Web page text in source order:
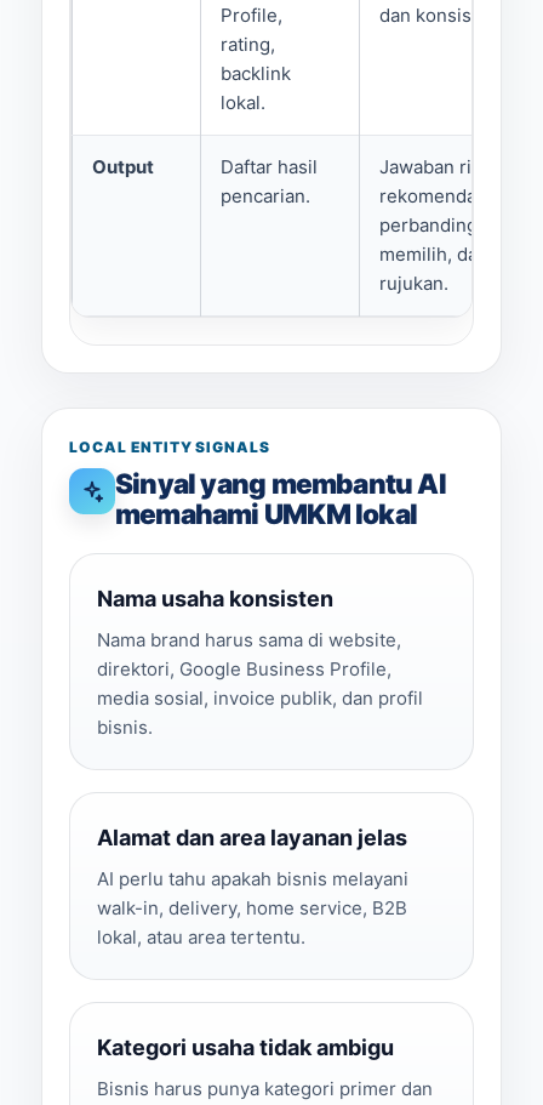
Profile,
rating,
backlink
lokal.
dan konsistensi
Output
Daftar hasil
pencarian.
Jawaban ringkas,
rekomendasi,
perbandingan,
memilih, dan
rujukan.
LOCAL ENTITY SIGNALS
Sinyal yang membantu AI
memahami UMKM lokal
Nama usaha konsisten
Nama brand harus sama di website,
direktori, Google Business Profile,
media sosial, invoice publik, dan profil
bisnis.
Alamat dan area layanan jelas
AI perlu tahu apakah bisnis melayani
walk-in, delivery, home service, B2B
lokal, atau area tertentu.
Kategori usaha tidak ambigu
Bisnis harus punya kategori primer dan